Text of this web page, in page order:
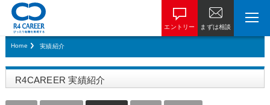
まずは相談
エントリー
Home 実績紹介
R4CAREER 実績紹介